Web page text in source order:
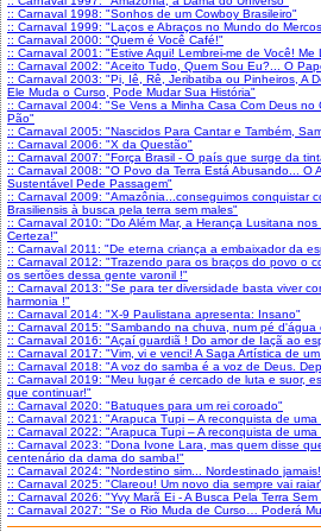
:: Carnaval 1998: "Sonhos de um Cowboy Brasileiro"
:: Carnaval 1999: "Laços e Abraços no Mundo do
:: Carnaval 2000: "Quem é Você Café!"
:: Carnaval 2001: "Estive Aqui! Lembrei-me de Você! Me
:: Carnaval 2002: "Aceito Tudo, Quem Sou Eu?... O
:: Carnaval 2003: "Pi, Iê, Rê, Jeribatiba ou Pinheiros, A
Ele Muda o Curso, Pode Mudar Sua História"
:: Carnaval 2004: "Se Vens a Minha Casa Com Deus
Pão"
:: Carnaval 2005: "Nascidos Para Cantar e Também,
:: Carnaval 2006: "X da Questão"
:: Carnaval 2007: "Força Brasil - O país que surge da
:: Carnaval 2008: "O Povo da Terra Está Abusando... O
Sustentável Pede Passagem"
:: Carnaval 2009: "Amazônia...conseguimos conquistar
Brasiliensis à busca pela terra sem males"
:: Carnaval 2010: "Do Além Mar, a Herança Lusitana
Certeza!"
:: Carnaval 2011: "De eterna criança a embaixador da
:: Carnaval 2012: "Trazendo para os braços do povo o
os sertões dessa gente varonil !"
:: Carnaval 2013: "Se para ter diversidade basta viver
harmonia !"
:: Carnaval 2014: "X-9 Paulistana apresenta: Insano"
:: Carnaval 2015: "Sambando na chuva, num pé
:: Carnaval 2016: "Açaí guardiã ! Do amor de Iaçã ao
:: Carnaval 2017: "Vim, vi e venci! A Saga Artística de
:: Carnaval 2018: "A voz do samba é a voz de Deus.
:: Carnaval 2019: "Meu lugar é cercado de luta e suor,
que continuar!"
:: Carnaval 2020: "Batuques para um rei coroado"
:: Carnaval 2021: "Arapuca Tupi – A reconquista de
:: Carnaval 2022: "Arapuca Tupi – A reconquista de
:: Carnaval 2023: "Dona Ivone Lara, mas quem disse
centenário da dama do samba!"
:: Carnaval 2024: "Nordestino sim... Nordestinado
:: Carnaval 2025: "Clareou! Um novo dia sempre vai
:: Carnaval 2026: "Yvy Marã Ei - A Busca Pela Terra Sem
:: Carnaval 2027: "Se o Rio Muda de Curso… Poderá